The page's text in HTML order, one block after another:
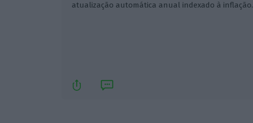
atualização automática anual indexado à inflação.